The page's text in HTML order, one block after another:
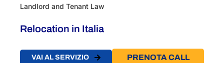
Landlord and Tenant Law
Relocation in Italia
VAI AL SERVIZIO PRENOTA CALL